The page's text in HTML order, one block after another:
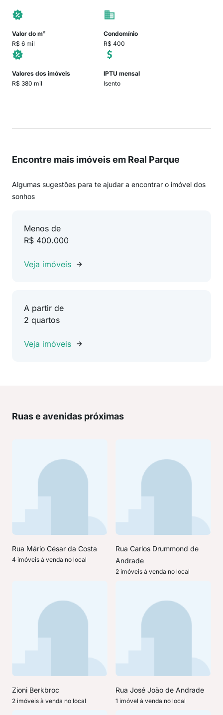
Valor do m²
R$ 6 mil
Condomínio
R$ 400
Valores dos imóveis
R$ 380 mil
IPTU mensal
Isento
Encontre mais imóveis em Real Parque
Algumas sugestões para te ajudar a encontrar o imóvel dos
sonhos
Menos de
R$ 400.000
Veja imóveis
A partir de
2 quartos
Veja imóveis
Ruas e avenidas próximas
Rua Mário César da Costa
4 imóveis à venda no local
Rua Carlos Drummond de
Andrade
2 imóveis à venda no local
Zioni Berkbroc
2 imóveis à venda no local
Rua José João de Andrade
1 imóvel à venda no local